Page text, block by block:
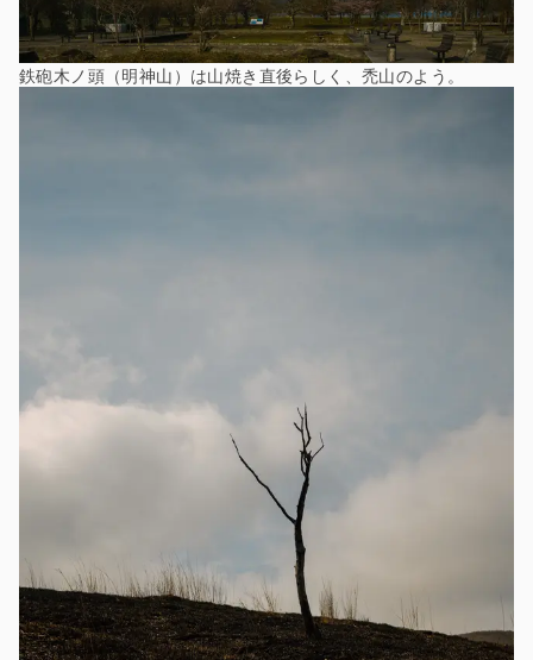
鉄砲木ノ頭（明神山）は山焼き直後らしく、禿山のよう。